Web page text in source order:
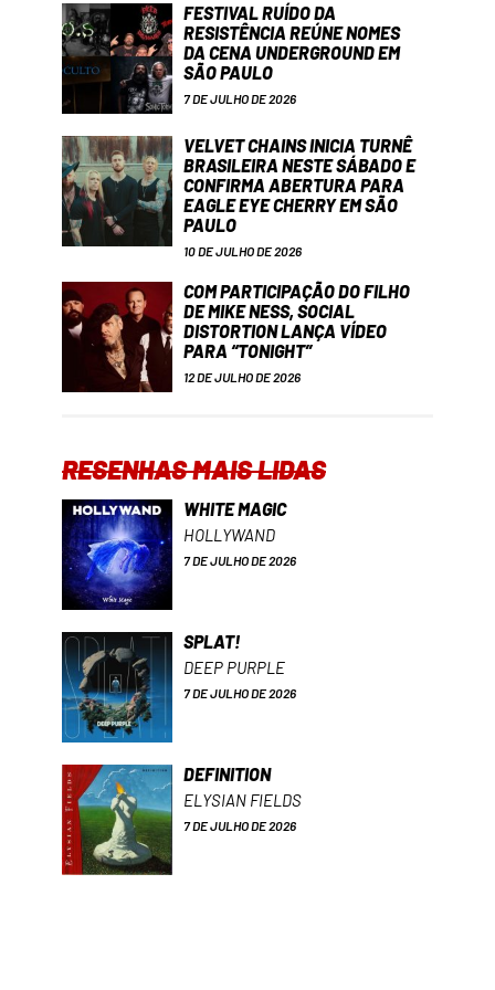
FESTIVAL RUÍDO DA
RESISTÊNCIA REÚNE NOMES
DA CENA UNDERGROUND EM
SÃO PAULO
7 DE JULHO DE 2026
VELVET CHAINS INICIA TURNÊ
BRASILEIRA NESTE SÁBADO E
CONFIRMA ABERTURA PARA
EAGLE EYE CHERRY EM SÃO
PAULO
10 DE JULHO DE 2026
COM PARTICIPAÇÃO DO FILHO
DE MIKE NESS, SOCIAL
DISTORTION LANÇA VÍDEO
PARA “TONIGHT”
12 DE JULHO DE 2026
RESENHAS MAIS LIDAS
WHITE MAGIC
HOLLYWAND
7 DE JULHO DE 2026
SPLAT!
DEEP PURPLE
7 DE JULHO DE 2026
DEFINITION
ELYSIAN FIELDS
7 DE JULHO DE 2026